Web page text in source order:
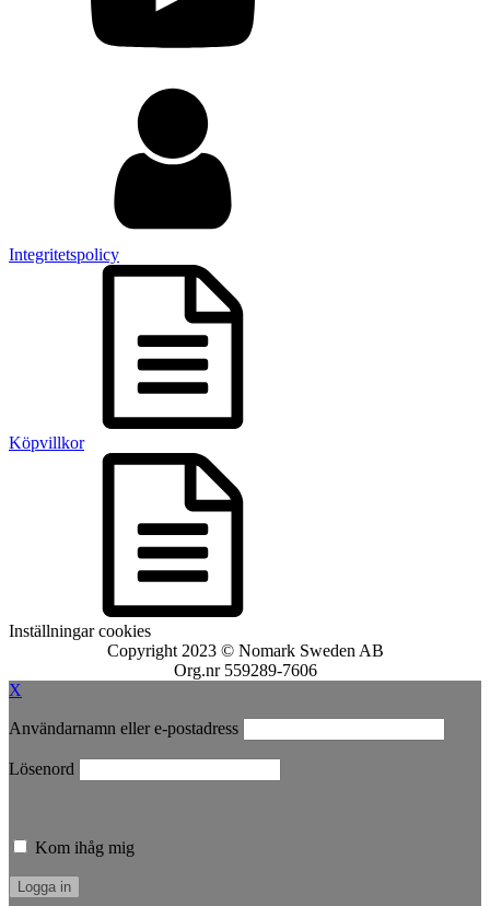
Integritetspolicy
Köpvillkor
Inställningar cookies
Copyright 2023 © Nomark Sweden AB
Org.nr 559289-7606
X
Användarnamn eller e-postadress
Lösenord
Kom ihåg mig